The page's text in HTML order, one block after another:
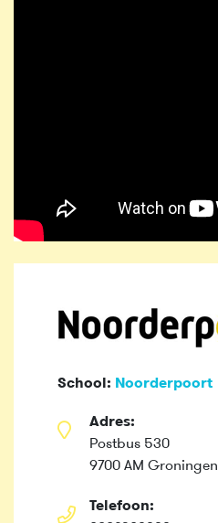
School: Noorderpoort
Adres:
Postbus 530
9700 AM Groningen
Telefoon: